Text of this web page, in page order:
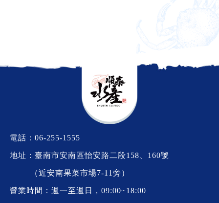
電話： 06-255-1555
地址：臺南市安南區怡安路二段158、160號
（近安南果菜市場7-11旁）
營業時間：週一至週日，09:00~18:00